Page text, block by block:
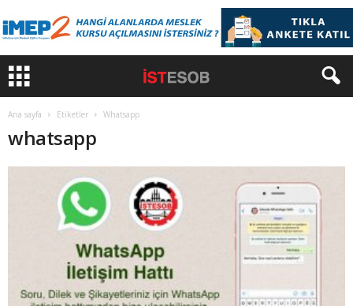
Ana sayfa Etiketler Whatsapp
whatsapp